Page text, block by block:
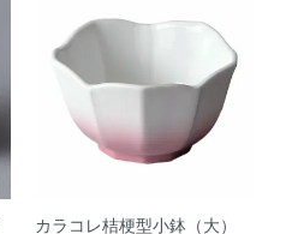
カラコレ桔梗型小鉢（大）